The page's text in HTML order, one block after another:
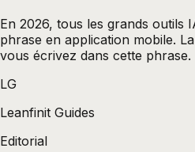
En 2026, tous les grands outils
phrase en application mobile.
vous écrivez dans cette phrase.
LG
Leanfinit Guides
Editorial